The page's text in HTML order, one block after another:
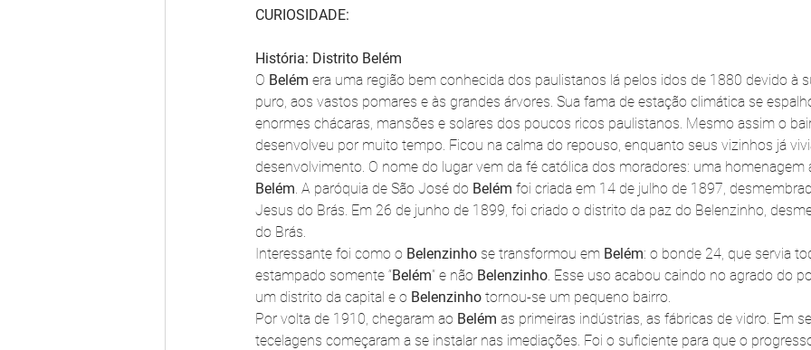
CURIOSIDADE:
História: Distrito Belém
O Belém era uma região bem conhecida dos paulistanos lá pelos idos de 1880 devido à
puro, aos vastos pomares e às grandes árvores. Sua fama de estação climática se
enormes chácaras, mansões e solares dos poucos ricos paulistanos. Mesmo assim o
desenvolveu por muito tempo. Ficou na calma do repouso, enquanto seus vizinhos já
desenvolvimento. O nome do lugar vem da fé católica dos moradores: uma homenagem
Belém. A paróquia de São José do Belém foi criada em 14 de julho de 1897,
Jesus do Brás. Em 26 de junho de 1899, foi criado o distrito da paz do Belenzinho,
do Brás.
Interessante foi como o Belenzinho se transformou em Belém: o bonde 24, que servia
estampado somente “Belém” e não Belenzinho. Esse uso acabou caindo no agrado do
um distrito da capital e o Belenzinho tornou-se um pequeno bairro.
Por volta de 1910, chegaram ao Belém as primeiras indústrias, as fábricas de vidro. Em
tecelagens começaram a se instalar nas imediações. Foi o suficiente para que o